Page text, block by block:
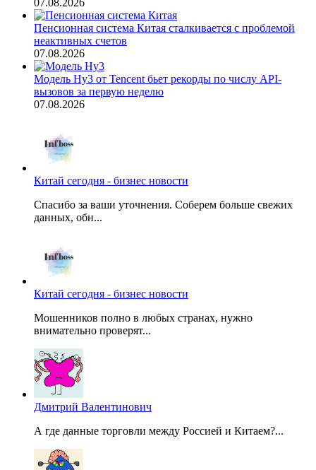
07.08.2026
Пенсионная система Китая сталкивается с проблемой
неактивных счетов
07.08.2026
Модель Hy3 от Tencent бьет рекорды по числу API-
вызовов за первую неделю
07.08.2026
Китай сегодня - бизнес новости
Спасибо за ваши уточнения. Соберем больше свежих
данных, обн...
Китай сегодня - бизнес новости
Мошенников полно в любых странах, нужно
внимательно проверят...
Дмитрий Валентинович
А где данные торговли между Россией и Китаем?...